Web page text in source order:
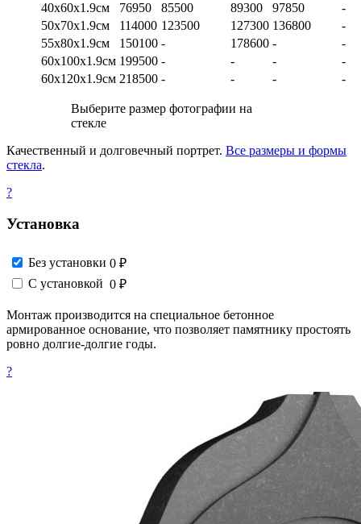
40х60х1.9см 76950 85500 89300 97850
-
50х70х1.9см
114000 123500 127300 136800
-
55х80х1.9см
150100 - 178600 -
-
60х100х1.9см 199500 - - -
-
60х120х1.9см 218500 - - - -
Выберите размер фотографии на
стекле
Качественный и долговечный портрет. Все размеры и формы
стекла.
?
Установка
Без установки 0 ₽
С установкой 0 ₽
Монтаж производится на специальное бетонное
армированное основание, что позволяет памятнику простоять
ровно долгие-долгие годы.
?